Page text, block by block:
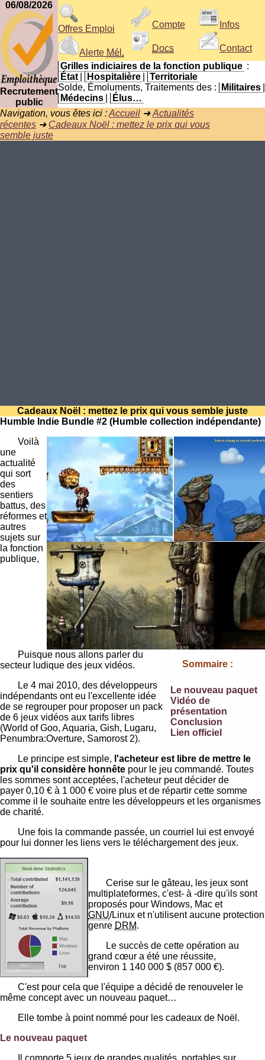
06/08/2026
Recrutement
public
Offres Emploi
Alerte Mél.
Compte
Docs
Infos
Contact
Grilles indiciaires de la fonction publique :
État
Hospitalière
Territoriale
Solde, Émoluments, Traitements des :
Militaires
Médecins
Élus…
Navigation, vous êtes ici :Accueil ➜Actualités
récentes ➜ Cadeaux Noël : mettez le prix qui vous
semble juste
Cadeaux Noël : mettez le prix qui vous semble juste
Humble Indie Bundle #2 (Humble collection indépendante)
Sommaire :
Le nouveau paquet
Vidéo de
présentation
Conclusion
Lien officiel
Voilà
une
actualité
qui sort
des
sentiers
battus, des
réformes et
autres
sujets sur
la fonction
publique,
Puisque nous allons parler du
secteur ludique des jeux vidéos.
Le 4 mai 2010, des développeurs
indépendants ont eu l'excellente idée
de se regrouper pour proposer un pack
de 6 jeux vidéos aux tarifs libres
(World of Goo, Aquaria, Gish, Lugaru,
Penumbra:Overture, Samorost 2).
Le principe est simple, l'acheteur est libre de mettre le
prix qu'il considère honnête pour le jeu commandé. Toutes
les sommes sont acceptées, l'acheteur peut décider de
payer 0,10 € à 1 000 € voire plus et de répartir cette somme
comme il le souhaite entre les développeurs et les organismes
de charité.
Une fois la commande passée, un courriel lui est envoyé
pour lui donner les liens vers le téléchargement des jeux.
Cerise sur le gâteau, les jeux sont
multiplateformes, c'est- à -dire qu'ils sont
proposés pour Windows, Mac et
GNU/Linux et n'utilisent aucune protection
genre DRM.
Le succès de cette opération au
grand cœur a été une réussite,
environ 1 140 000 $ (857 000 €).
C'est pour cela que l'équipe a décidé de renouveler le
même concept avec un nouveau paquet…
Elle tombe à point nommé pour les cadeaux de Noël.
Le nouveau paquet
Il comporte 5 jeux de grandes qualités, portables sur